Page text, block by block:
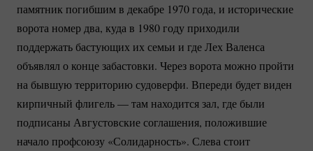
памятник погибшим в декабре 1970 года, и исторические
ворота номер два, куда в 1980 году приходили
поддержать бастующих их семьи и где Лех Валенса
объявлял о конце забастовки. Через ворота можно пройти
на бывшую территорию судоверфи. Впереди будет виден
кирпичный флигель — там находится зал, где были
подписаны Августовские соглашения, положившие
начало профсоюзу «Солидарность». Слева стоит